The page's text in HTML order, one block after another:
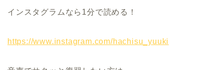
インスタグラムなら1分で読める！
https://www.instagram.com/hachisu_yuuki